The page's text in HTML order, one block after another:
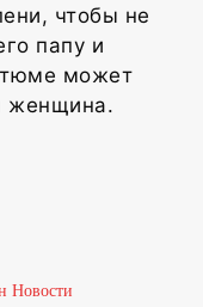
чтобы не
папу и
может
женщина.